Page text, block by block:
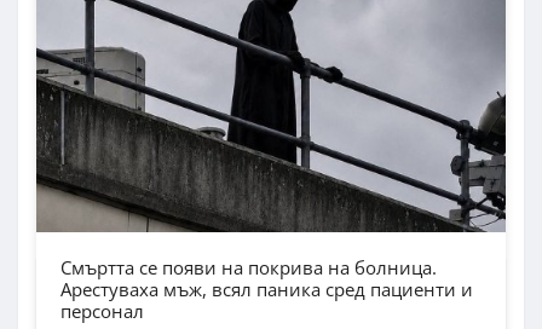
Смъртта се появи на покрива на болница.
Арестуваха мъж, всял паника сред пациенти и
персонал